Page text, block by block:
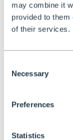
may combine it
provided to them
of their services.
Selection
Necessary
Preferences
Statistics